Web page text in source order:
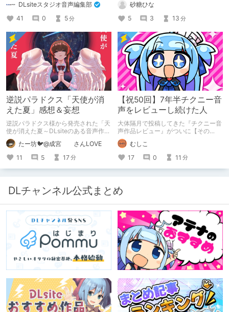
舞台裏を大公開！ スマートな専門
職……と思いきや、実態は「音の変態
（褒め言葉）」が集まるチーム！？
成人男性スタッフがダミヘに抱きつ
き、スタジオにアダルトグッズが転が
る超大真面目な理由とは？ クオリテ
ィ向上のための、ちょっとシュールな
（？）試行錯誤をたっぷりご紹介しま
す！
DLsiteスタジオ音声編集部
41
0 5分
砂糖ひな
5
3 13 分
逆説パラドクス「天使が消
えた夏」感想＆妄想
逆説パラドクス様から発売された「天
使が消えた夏～DLsiteのある音声作品
について～」の感想です。 妄想も多
いです。たー坊🐦@成宮 さんLOVE
11
5 17分
【祝50回】7年半チクニー音
声をレビューし続けた人
大体隔月で投稿してきた『チクニー音
声作品レビュー』がついに【その
50】を迎えました！ 約7年半チクニー
し続け、おシコり報告をしてきただけ
ですけど記念は記念。 皆様への感謝
を伝えたり、これまでの投稿を振り返
ります。
むしこ
17
0 11 分
DLチャンネル公式まとめ